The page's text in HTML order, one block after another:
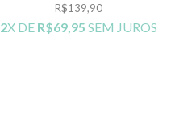
R$139,90
2X DE R$69,95 SEM JUROS